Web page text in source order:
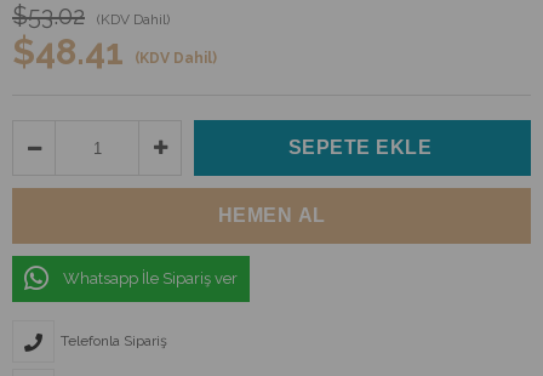
$53.02 (KDV Dahil)
$48.41 (KDV Dahil)
Whatsapp İle Sipariş ver
Telefonla Sipariş